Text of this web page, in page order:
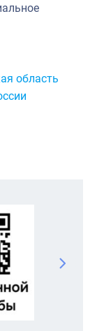
область